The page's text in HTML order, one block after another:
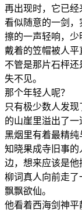
再出现时，它已经
看似随意的一剑，
擦的一声轻响，少
戴着的笠帽被人平
不管是那片石枰
失不见。
那个年轻人呢？
只有极少数人发
的山崖里溢出了一
黑烟里有着最精纯
知晓果成寺旧事
边，想来应该是他
柳词真人向前走了
飘飘欲仙。
他看着西海剑神平